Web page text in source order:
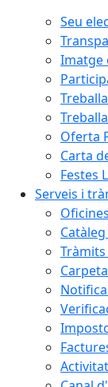
Seu
Imatge
Oferta
Carta
Festes
Serveis i